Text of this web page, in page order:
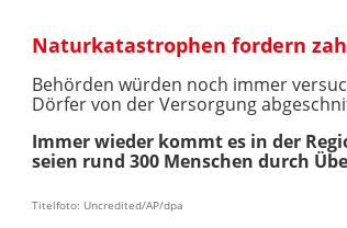
Naturkatastrophen fordern
Behörden würden noch immer
Dörfer von der Versorgung
Immer wieder kommt es in der
seien rund 300 Menschen durch
Titelfoto: Uncredited/AP/dpa